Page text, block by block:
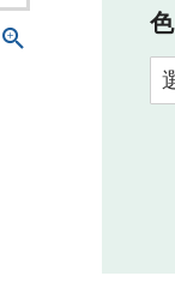
色